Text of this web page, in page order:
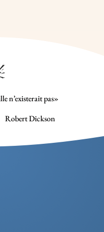
n’existerait pas»